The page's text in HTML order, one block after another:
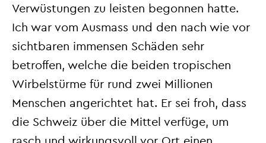
Verwüstungen zu leisten begonnen hatte.
Ich war vom Ausmass und den nach wie vor
sichtbaren immensen Schäden sehr
betroffen, welche die beiden tropischen
Wirbelstürme für rund zwei Millionen
Menschen angerichtet hat. Er sei froh, dass
die Schweiz über die Mittel verfüge, um